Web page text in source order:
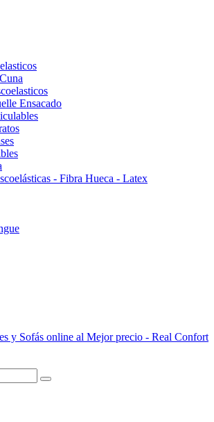
Ensacado
- Fibra Hueca - Latex